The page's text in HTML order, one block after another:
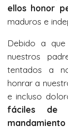
ellos honor
maduros e
Debido a
nuestros
tentados a
honrar a
e incluso
fáciles de